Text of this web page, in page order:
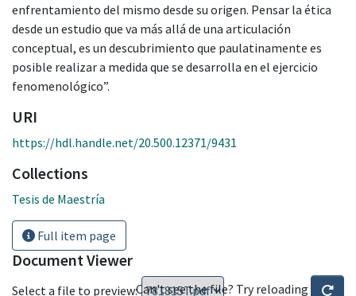
enfrentamiento del mismo desde su origen. Pensar la ética
desde un estudio que va más allá de una articulación
conceptual, es un descubrimiento que paulatinamente es
posible realizar a medida que se desarrolla en el ejercicio
fenomenológico”.
URI
https://hdl.handle.net/20.500.12371/9431
Collections
Tesis de Maestría
Full item page
Document Viewer
Select a file to preview:Can't see the file? Try reloading